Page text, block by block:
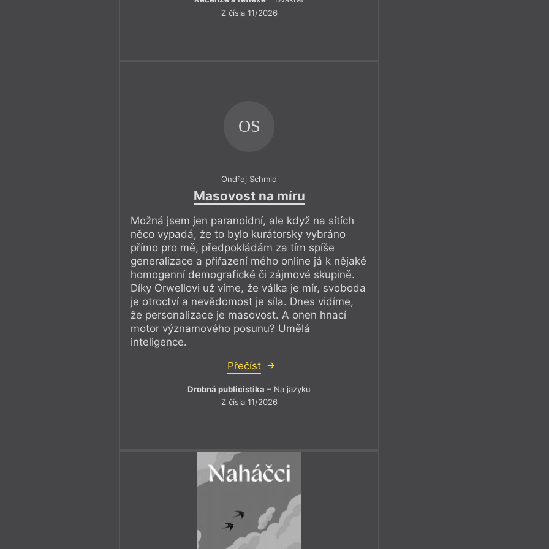
to příští tvarovské číslo, které bude site-specificky
Z čísla 11/2026
OS
Ondřej Schmid
Masovost na míru
Možná jsem jen paranoidní, ale když na sítích
něco vypadá, že to bylo kurátorsky vybráno
přímo pro mě, předpokládám za tím spíše
generalizace a přiřazení mého online já k nějaké
homogenní demografické či zájmové skupině.
Díky Orwellovi už víme, že válka je mír, svoboda
je otroctví a nevědomost je síla. Dnes vidíme,
že personalizace je masovost. A onen hnací
motor významového posunu? Umělá
inteligence.
Přečíst
Drobná publicistika – Na jazyku
Z čísla 11/2026